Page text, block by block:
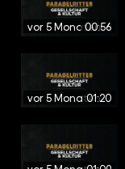
vor 5 Monaten
00:56
vor 5 Monaten
01:20